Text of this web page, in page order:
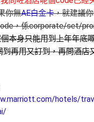
你無AE白金卡，就建議
，係corporate/set/
本身只能用到上年年底
到再用又訂到，再問酒店
hotels/